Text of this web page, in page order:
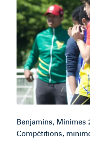
Benjamins, Minimes
Compétitions,